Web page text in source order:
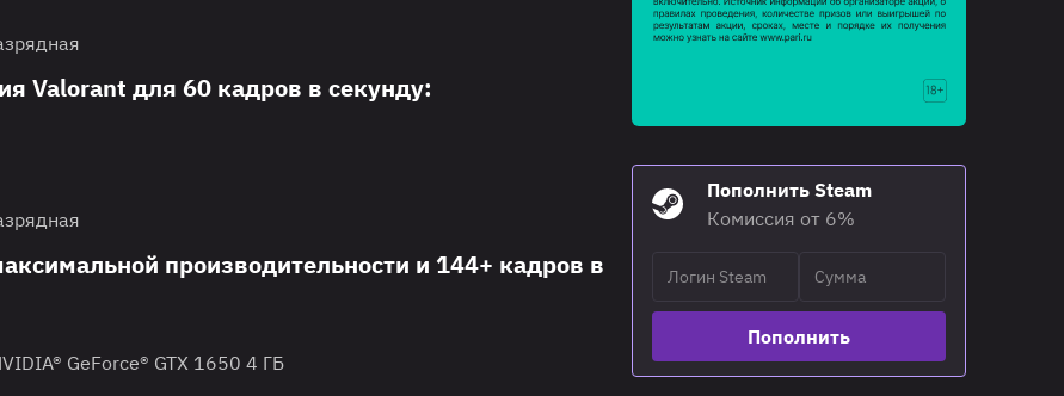
Valorant для 60 кадров в секунду:
производительности и 144+ кадров в
GeForce® GTX 1650 4 ГБ
Пополнить Steam
Комиссия от 6%
Пополнить